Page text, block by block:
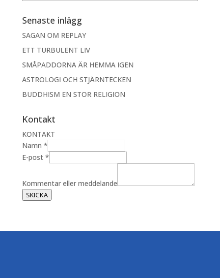
Senaste inlägg
SAGAN OM REPLAY
ETT TURBULENT LIV
SMÅPADDORNA ÄR HEMMA IGEN
ASTROLOGI OCH STJÄRNTECKEN
BUDDHISM EN STOR RELIGION
Kontakt
KONTAKT
Namn *
E-post *
-
p
o
Kommentar eller meddelande
SKICKA